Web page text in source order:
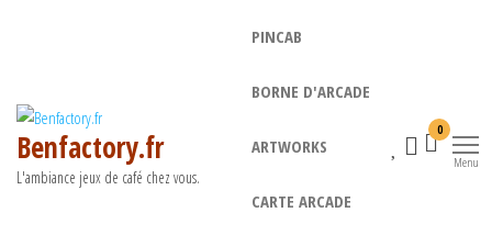
Benfactory.fr
L'ambiance jeux de café chez vous.
PINCAB
BORNE D'ARCADE
ARTWORKS
CARTE ARCADE
0
Menu